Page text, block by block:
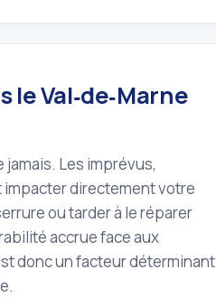
Val‑de‑Marne
jamais. Les imprévus,
impacter directement votre
ou tarder à le réparer
accrue face aux
donc un facteur déterminant